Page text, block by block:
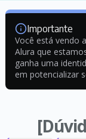
Importante
Você está vendo
Alura que
ganha uma
em potencializar